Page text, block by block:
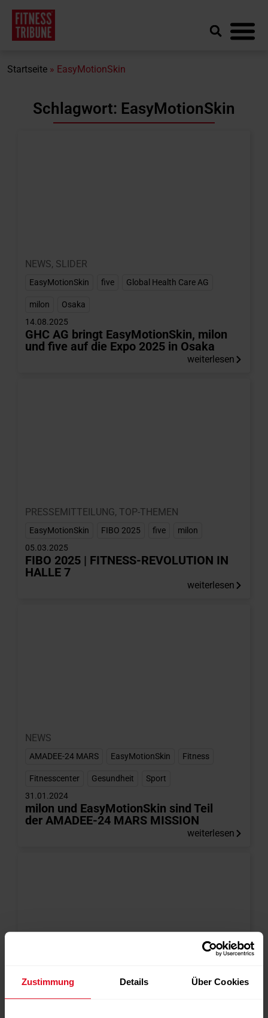
Zustimmung Details Über Cookies
Startseite » EasyMotionSkin
Schlagwort: EasyMotionSkin
NEWS, SLIDER
EasyMotionSkin five Global Health Care AG
milon
Osaka
14.08.2025
GHC AG bringt EasyMotionSkin, milon
und five auf die Expo 2025 in Osaka
weiterlesen
PRESSEMITTEILUNG, TOP-THEMEN
EasyMotionSkin FIBO 2025 five
milon
05.03.2025
FIBO 2025 | FITNESS-REVOLUTION IN
HALLE 7
weiterlesen
NEWS
AMADEE-24 MARS EasyMotionSkin Fitness
Fitnesscenter Gesundheit
Sport
31.01.2024
milon und EasyMotionSkin sind Teil
der AMADEE-24 MARS MISSION
weiterlesen
NEWS